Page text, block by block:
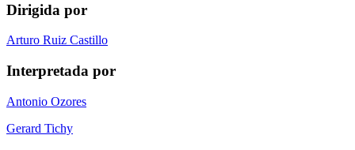
Dirigida por
Arturo Ruiz Castillo
Interpretada por
Antonio Ozores
Gerard Tichy